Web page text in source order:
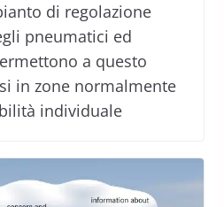
di regolazione
pneumatici ed
a questo
in zone normalmente
individuale